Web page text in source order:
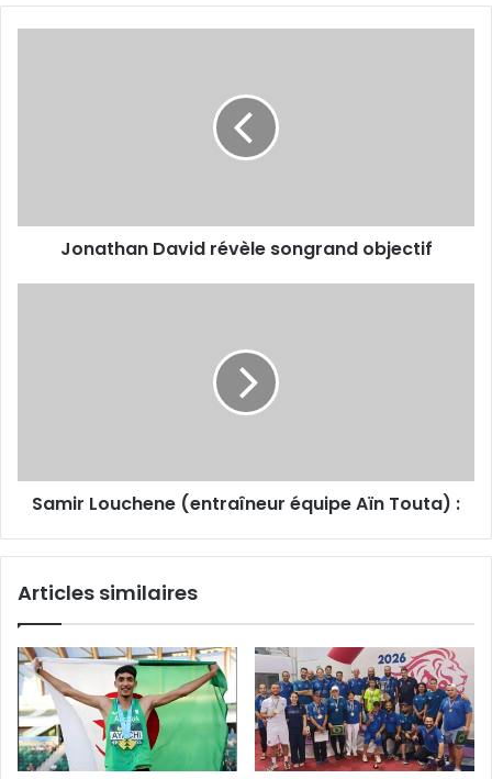
Jonathan David révèle songrand objectif
Samir Louchene (entraîneur équipe Aïn Touta) :
Articles similaires